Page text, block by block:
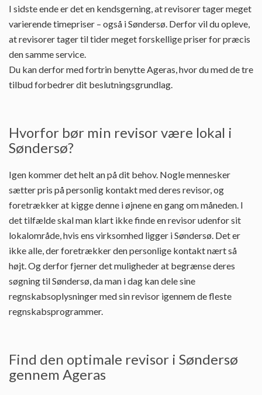
I sidste ende er det en kendsgerning, at revisorer tager meget
varierende timepriser – også i Søndersø. Derfor vil du opleve,
at revisorer tager til tider meget forskellige priser for præcis
den samme service.
Du kan derfor med fortrin benytte Ageras, hvor du med de tre
tilbud forbedrer dit beslutningsgrundlag.
Hvorfor bør min revisor være lokal i
Søndersø?
Igen kommer det helt an på dit behov. Nogle mennesker
sætter pris på personlig kontakt med deres revisor, og
foretrækker at kigge denne i øjnene en gang om måneden. I
det tilfælde skal man klart ikke finde en revisor udenfor sit
lokalområde, hvis ens virksomhed ligger i Søndersø. Det er
ikke alle, der foretrækker den personlige kontakt nært så
højt. Og derfor fjerner det muligheder at begrænse deres
søgning til Søndersø, da man i dag kan dele sine
regnskabsoplysninger med sin revisor igennem de fleste
regnskabsprogrammer.
Find den optimale revisor i Søndersø
gennem Ageras